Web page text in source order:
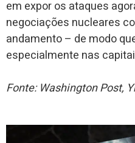
em expor os ataques
negociações nucleares
andamento – de modo
especialmente nas
Fonte: Washington Post,